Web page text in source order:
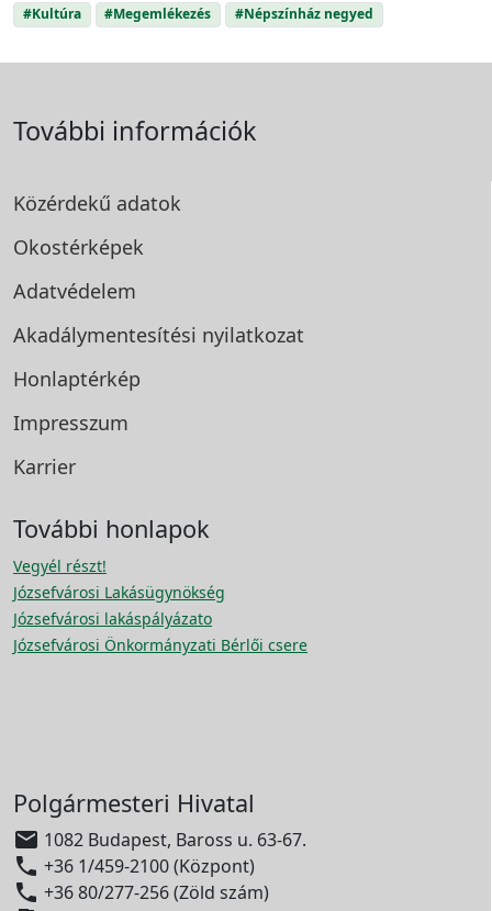
#Kultúra #Megemlékezés #Népszínház negyed
További információk
Közérdekű adatok
Okostérképek
Adatvédelem
Akadálymentesítési nyilatkozat
Honlaptérkép
Impresszum
Karrier
További honlapok
Vegyél részt!
Józsefvárosi Lakásügynökség
Józsefvárosi lakáspályázato
Józsefvárosi Önkormányzati Bérlői csere
Polgármesteri Hivatal
 1082 Budapest, Baross u. 63-67.
 +36 1/459-2100 (Központ)
 +36 80/277-256 (Zöld szám)